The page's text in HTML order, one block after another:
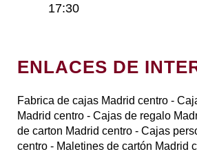
17:30
ENLACES DE
Fabrica de cajas Madrid centro -
Madrid centro - Cajas de regalo
de carton Madrid centro - Cajas
centro - Maletines de cartón Madrid